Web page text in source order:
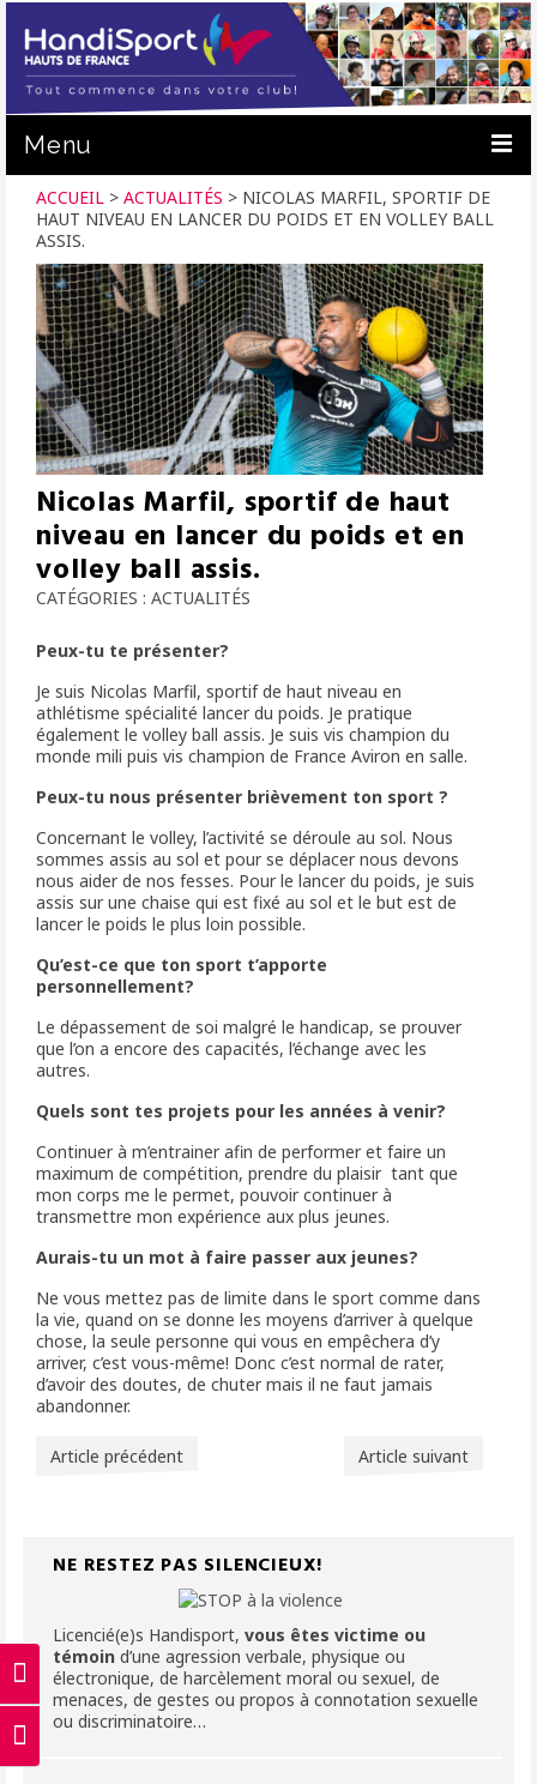
Passer en contraste élevé
Changer la taille de la police
Menu
ACTUALITÉS
C.R. HANDISPORT
PRATIQUER
PRÊT DE MATÉRIEL
FORMATION
NOUS SOUTENIR
CALENDRIER
ACCUEIL > ACTUALITÉS > NICOLAS MARFIL, SPORTIF DE
HAUT NIVEAU EN LANCER DU POIDS ET EN VOLLEY BALL
ASSIS.
Nicolas Marfil, sportif de haut
niveau en lancer du poids et en
volley ball assis.
CATÉGORIES : ACTUALITÉS
Peux-tu te présenter?
Je suis Nicolas Marfil, sportif de haut niveau en
athlétisme spécialité lancer du poids. Je pratique
également le volley ball assis. Je suis vis champion du
monde mili puis vis champion de France Aviron en salle.
Peux-tu nous présenter brièvement ton sport ?
Concernant le volley, l’activité se déroule au sol. Nous
sommes assis au sol et pour se déplacer nous devons
nous aider de nos fesses. Pour le lancer du poids, je suis
assis sur une chaise qui est fixé au sol et le but est de
lancer le poids le plus loin possible.
Qu’est-ce que ton sport t’apporte
personnellement?
Le dépassement de soi malgré le handicap, se prouver
que l’on a encore des capacités, l’échange avec les
autres.
Quels sont tes projets pour les années à venir?
Continuer à m’entrainer afin de performer et faire un
maximum de compétition, prendre du plaisir tant que
mon corps me le permet, pouvoir continuer à
transmettre mon expérience aux plus jeunes.
Aurais-tu un mot à faire passer aux jeunes?
Ne vous mettez pas de limite dans le sport comme dans
la vie, quand on se donne les moyens d’arriver à quelque
chose, la seule personne qui vous en empêchera d’y
arriver, c’est vous-même! Donc c’est normal de rater,
d’avoir des doutes, de chuter mais il ne faut jamais
abandonner.
Article précédent Article suivant
NE RESTEZ PAS SILENCIEUX!
Licencié(e)s Handisport,vous êtes victime ou
témoin d’une agression verbale, physique ou
électronique, de harcèlement moral ou sexuel, de
menaces, de gestes ou propos à connotation sexuelle
ou discriminatoire…